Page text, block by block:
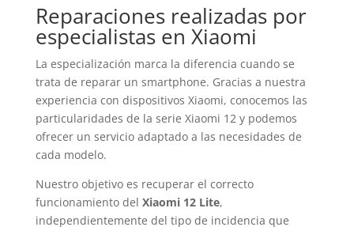
Reparaciones realizadas por
especialistas en Xiaomi
La especialización marca la diferencia cuando se
trata de reparar un smartphone. Gracias a nuestra
experiencia con dispositivos Xiaomi, conocemos las
particularidades de la serie Xiaomi 12 y podemos
ofrecer un servicio adaptado a las necesidades de
cada modelo.
Nuestro objetivo es recuperar el correcto
funcionamiento del Xiaomi 12 Lite,
independientemente del tipo de incidencia que